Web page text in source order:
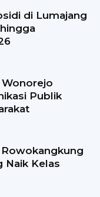
di Lumajang
Wonorejo
Publik
Naik Kelas